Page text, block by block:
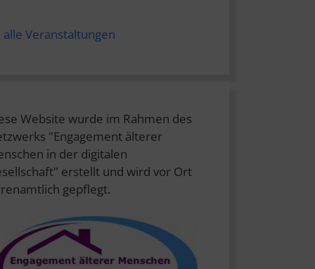
alle Veranstaltungen
Website wurde im Rahmen des
"Engagement älterer
in der digitalen
erstellt und wird vor Ort
gepflegt.